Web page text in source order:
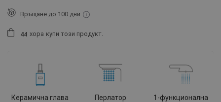
Връщане до 100 дни
44 хора купи този продукт.
Керамична глава Перлатор 1-функционална